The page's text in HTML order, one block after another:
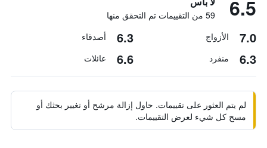
6.5 59 من التقييمات تم التحقق منها
7.0 الأزواج 6.3 أصدقاء
6.3 منفرد 6.6 عائلات
لم يتم العثور على تقييمات. حاول إزالة مرشح أو تغيير بحثك أو
مسح كل شيء لعرض التقييمات.